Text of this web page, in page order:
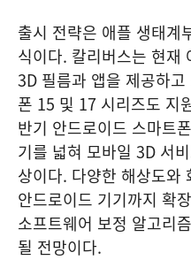
출시 전략은 애플 생태계
식이다. 칼리버스는 현재
3D 필름과 앱을 제공하
폰 15 및 17 시리즈도 지
반기 안드로이드 스마트
기를 넓혀 모바일 3D 서
상이다. 다양한 해상도와
안드로이드 기기까지 확
소프트웨어 보정 알고리
될 전망이다.